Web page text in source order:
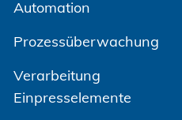
Automation
Prozessüberwachung
Verarbeitung
Einpresselemente